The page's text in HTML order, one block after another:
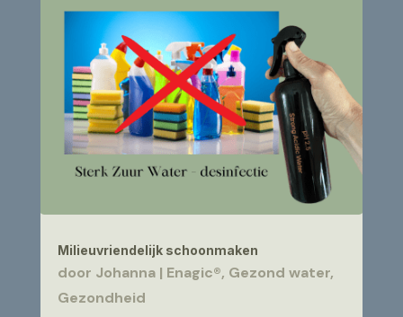
Milieuvriendelijk schoonmaken
door Johanna| Enagic®, Gezond water,
Gezondheid